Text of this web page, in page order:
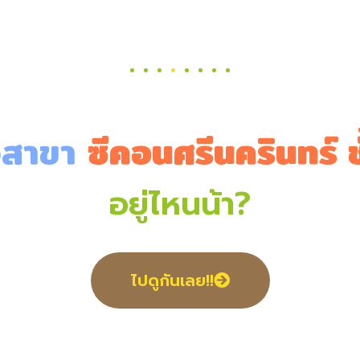
าขา ซีคอนศรีนครินทร์
อยู่ไหนน้า?
ไปดูกันเลย!!